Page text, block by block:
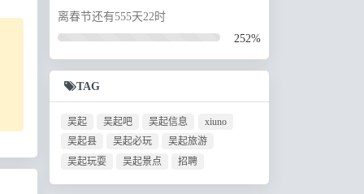
离春节还有555天22时
252%
TAG
吴起 吴起吧 吴起信息
xiuno
吴起县
吴起必玩
吴起旅游
吴起玩耍
吴起景点 招聘